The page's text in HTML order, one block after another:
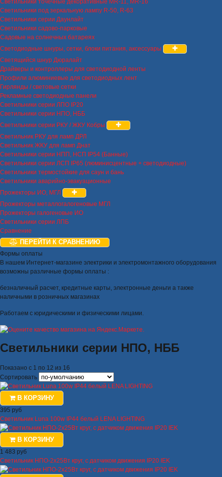
Светильники точечные декоративные MR-11, MR-16
Светильники под зеркальную лампу R-50, R-63
Светильники серии Даунлайт
Светильники садово-парковые
Садовые на солнечных батареях
Светодиодные шнуры, сетки, блоки питания, аксессуары
Светящийся шнур Дюралайт
Драйверы и контроллеры для светодиодной ленты
Профили алюминиевые для светодиодных лент
Гирлянды / световые сетки
Рекламные светодиодные панели
Светильники серии ЛПО IP20
Светильники серии НПО, НББ
Светильники серии РКУ / ЖКУ Кобры
Светильник РКУ для ламп ДРЛ
Светильник ЖКУ для ламп Днат
Светильники серии НПП, НСП IP54 (Банные)
Светильники серии ЛСП IP65 (люминисцентные + светодиодные)
Светильники термостойкие для саун и бань
Светильники аварийно-эвакуационные
Прожекторы ИО, МГЛ
Прожекторы металлогалогеновые МГЛ
Прожекторы галогеновые ИО
Светильники серии ЛПБ
Сравнение
ПЕРЕЙТИ К СРАВНЕНИЮ
Формы оплаты
В нашем Интернет-магазине электрики и электромонтажного оборудования
возможны различные формы оплаты :
безналичный расчет, кредитные карты, электронные деньги а также
наличными в розничных магазинах
Работаем с юридическими и физическими лицами.
Светильники серии НПО, НББ
Показано с 1 по 12 из 16
Сортировать
В КОРЗИНУ
395 руб
Светильник Luna 100w IP44 белый LENA LIGHTING
В КОРЗИНУ
1 483 руб
Светильник НПО-2х25Вт круг, с датчиком движения IP20 IEK